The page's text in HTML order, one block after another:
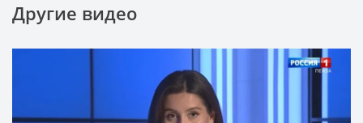
Другие видео